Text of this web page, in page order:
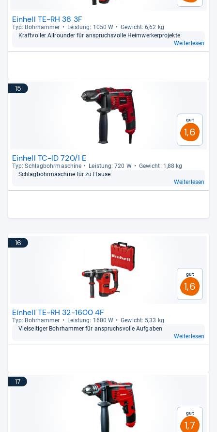
Einhell TE-RH 38 3F
Typ: Bohr­ham­mer Leis­tung: 1050 W
Gewicht: 6,62 kg
Kraft­vol­ler All­roun­der für anspruchs­volle Heim­wer­ker­pro­jekte
Weiterlesen
15
Gut
1,6
Einhell TC-ID 720/1 E
Typ: Schlag­bohr­ma­schine Leis­tung: 720 W
Gewicht: 1,88 kg
Schlag­bohr­ma­schine für zu Hause
Weiterlesen
16
Gut
1,6
Einhell TE-RH 32-1600 4F
Typ: Bohr­ham­mer Leis­tung: 1600 W
Gewicht: 5,33 kg
Viel­sei­ti­ger Bohr­ham­mer für anspruchs­volle Auf­ga­ben
Weiterlesen
17
Gut
1,7